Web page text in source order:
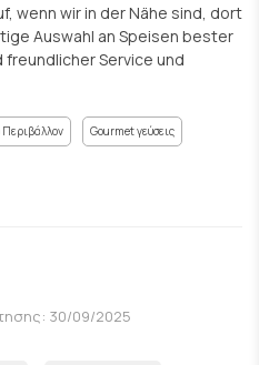
wenn wir in der Nähe sind, dort
Auswahl an Speisen bester
freundlicher Service und
Περιβάλλον Gourmet γεύσεις
30/09/2025